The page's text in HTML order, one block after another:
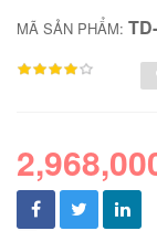
MÃ SẢN PHẨM: